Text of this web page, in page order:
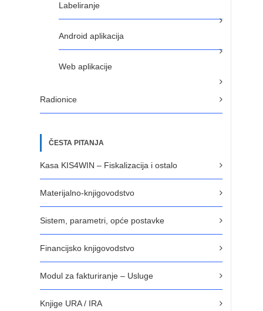
Labeliranje
Android aplikacija
Web aplikacije
Radionice
ČESTA PITANJA
Kasa KIS4WIN – Fiskalizacija i ostalo
Materijalno-knjigovodstvo
Sistem, parametri, opće postavke
Financijsko knjigovodstvo
Modul za fakturiranje – Usluge
Knjige URA / IRA